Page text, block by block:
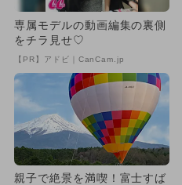
専属モデルの動画編集の裏側
をチラ見せ♡
【PR】アドビ｜CanCam.jp
親子で絶景を満喫！富士すば